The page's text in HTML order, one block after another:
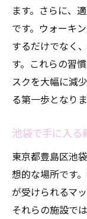
ます。さらに、
です。ウォーキ
するだけでなく
す。これらの習
スクを大幅に減
る第一歩となりま
池袋で手に入る
東京都豊島区池
想的な場所です
が受けられるマ
それらの施設で